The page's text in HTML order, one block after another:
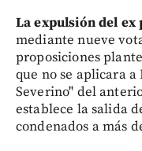
La expulsión del
mediante nueve
proposiciones
que no se aplicara
Severino" del
establece la salida
condenados a más